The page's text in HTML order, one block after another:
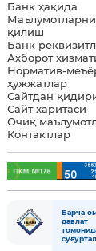
Банк ҳақида
қилиш
Банк
Ахборот
Норматив-
ҳужжатлар
Сайтдан
Сайт харитаси
Очиқ
Контактлар
Барча
давлат